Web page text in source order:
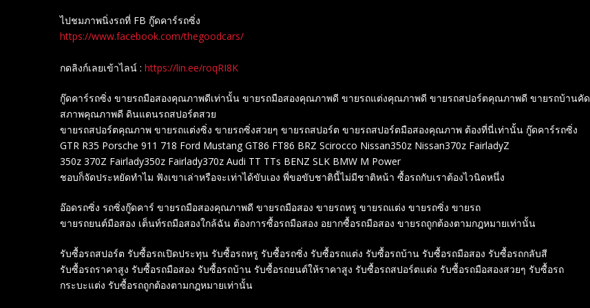
ไปชมภาพนิ่งรถที่ FB กู๊ดคาร์รถซิ่ง
https://www.facebook.com/thegoodcars/
กดลิงก์เลยเข้าไลน์ : https://lin.ee/roqRI8K
กู๊ดคาร์รถซิ่ง ขายรถมือสองคุณภาพดีเท่านั้น ขายรถมือสองคุณภาพดี ขายรถแต่งคุณภาพดี ขายรถสปอร์ตคุณภาพดี ขายรถบ้านคัด
สภาพคุณภาพดี ดินแดนรถสปอร์ตสวย
ขายรถสปอร์ตคุณภาพ ขายรถแต่งซิ่ง ขายรถซิ่งสวยๆ ขายรถสปอร์ต ขายรถสปอร์ตมือสองคุณภาพ ต้องที่นี่เท่านั้น กู๊ดคาร์รถซิ่ง
GTR R35 Porsche 911 718 Ford Mustang GT86 FT86 BRZ Scirocco Nissan350z Nissan370z FairladyZ
350z 370Z Fairlady350z Fairlady370z Audi TT TTs BENZ SLK BMW M Power
ชอบก็จัดประหยัดทำไม ฟังเขาเล่าหรือจะเท่าได้ขับเอง พี่ขอขับชาตินี้ไม่มีชาติหน้า ซื้อรถกับเราต้องไวนิดหนึ่ง
อ๊อดรถซิ่ง รถซิ่งกู๊ดคาร์ ขายรถมือสองคุณภาพดี ขายรถมือสอง ขายรถหรู ขายรถแต่ง ขายรถซิ่ง ขายรถ
ขายรถยนต์มือสอง เต็นท์รถมือสองใกล้ฉัน ต้องการซื้อรถมือสอง อยากซื้อรถมือสอง ขายรถถูกต้องตามกฎหมายเท่านั้น
รับซื้อรถสปอร์ต รับซื้อรถเปิดประทุน รับซื้อรถหรู รับซื้อรถซิ่ง รับซื้อรถแต่ง รับซื้อรถบ้าน รับซื้อรถมือสอง รับซื้อรถกลับสี
รับซื้อรถราคาสูง รับซื้อรถมือสอง รับซื้อรถบ้าน รับซื้อรถยนต์ให้ราคาสูง รับซื้อรถสปอร์ตแต่ง รับซื้อรถมือสองสวยๆ รับซื้อรถ
กระบะแต่ง รับซื้อรถถูกต้องตามกฎหมายเท่านั้น